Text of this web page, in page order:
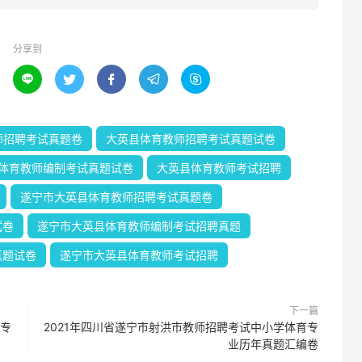
分享到
    
聘考试真题卷 大英县体育教师招聘考试真题试卷
育教师编制考试真题试卷 大英县体育教师考试招聘
遂宁市大英县体育教师招聘考试真题卷
卷 遂宁市大英县体育教师编制考试招聘真题
试卷 遂宁市大英县体育教师考试招聘
下一篇
2021年四川省遂宁市射洪市教师招聘考试中小学体育专
业历年真题汇编卷